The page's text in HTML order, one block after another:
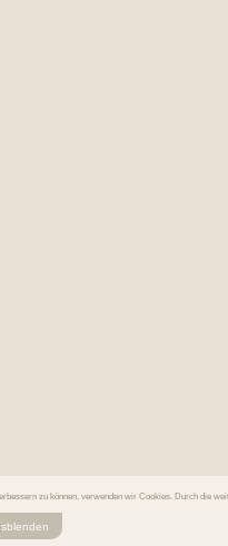
zu können, verwenden wir Cookies. Durch die